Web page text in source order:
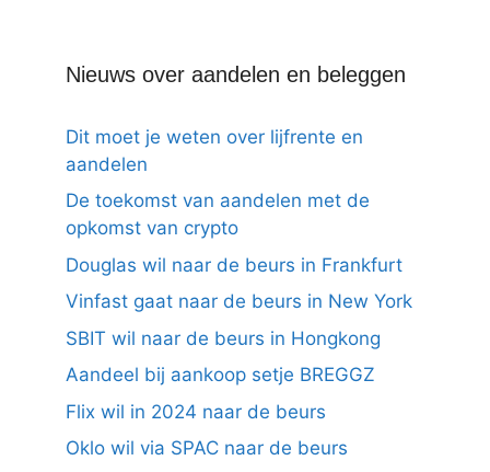
Nieuws over aandelen en beleggen
Dit moet je weten over lijfrente en
aandelen
De toekomst van aandelen met de
opkomst van crypto
Douglas wil naar de beurs in Frankfurt
Vinfast gaat naar de beurs in New York
SBIT wil naar de beurs in Hongkong
Aandeel bij aankoop setje BREGGZ
Flix wil in 2024 naar de beurs
Oklo wil via SPAC naar de beurs